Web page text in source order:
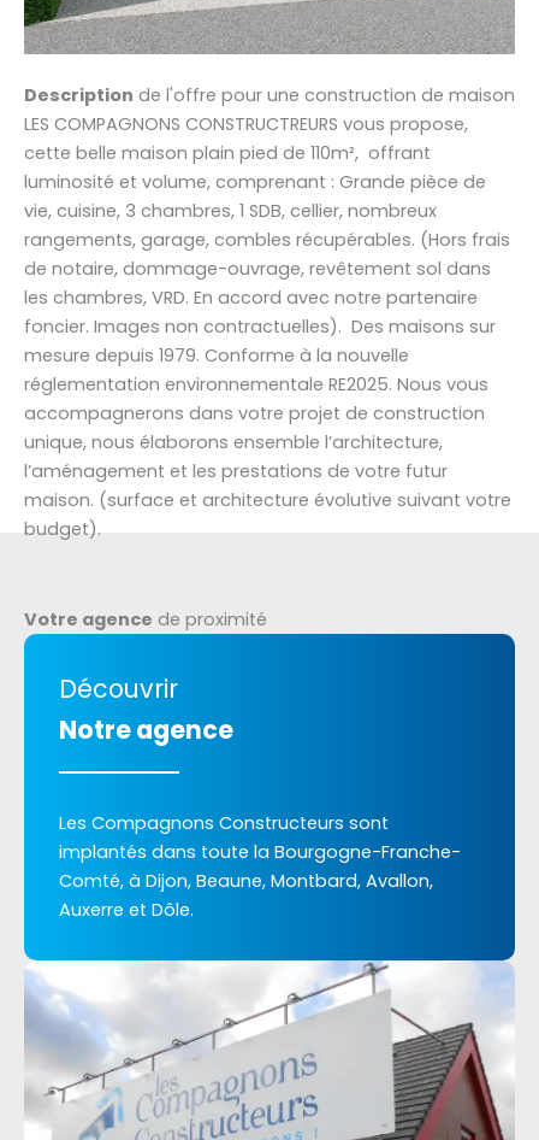
Description de l'offre pour une construction de maison
LES COMPAGNONS CONSTRUCTREURS vous propose,
cette belle maison plain pied de 110m², offrant
luminosité et volume, comprenant : Grande pièce de
vie, cuisine, 3 chambres, 1 SDB, cellier, nombreux
rangements, garage, combles récupérables. (Hors frais
de notaire, dommage-ouvrage, revêtement sol dans
les chambres, VRD. En accord avec notre partenaire
foncier. Images non contractuelles). Des maisons sur
mesure depuis 1979. Conforme à la nouvelle
réglementation environnementale RE2025. Nous vous
accompagnerons dans votre projet de construction
unique, nous élaborons ensemble l’architecture,
l’aménagement et les prestations de votre futur
maison. (surface et architecture évolutive suivant votre
budget).
Votre agence de proximité
Découvrir
Notre agence
Les Compagnons Constructeurs sont
implantés dans toute la Bourgogne-Franche-
Comté, à Dijon, Beaune, Montbard, Avallon,
Auxerre et Dôle.